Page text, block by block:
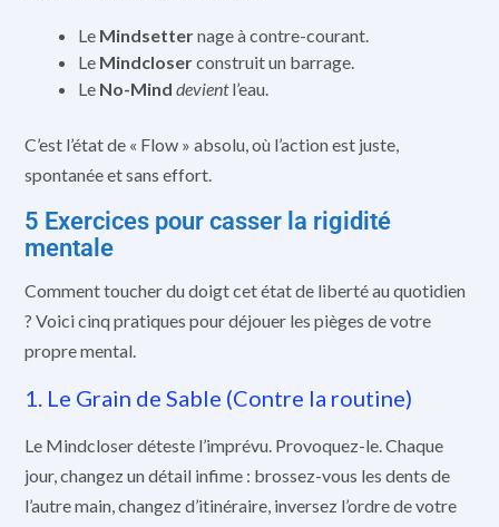
Le Mindsetternage à contre-courant.
Le Mindcloserconstruit un barrage.
Le No-Mind devientl’eau.
C’est l’état de « Flow » absolu, où l’action est juste,
spontanée et sans effort.
5 Exercices pour casser la rigidité
mentale
Comment toucher du doigt cet état de liberté au quotidien
? Voici cinq pratiques pour déjouer les pièges de votre
propre mental.
1. Le Grain de Sable (Contre la routine)
Le Mindcloser déteste l’imprévu. Provoquez-le. Chaque
jour, changez un détail infime : brossez-vous les dents de
l’autre main, changez d’itinéraire, inversez l’ordre de votre